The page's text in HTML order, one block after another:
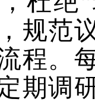
规范
程。
期调